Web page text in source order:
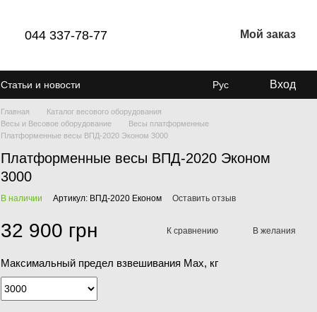
044 337-78-77 Мой заказ
Статьи и новости
Рус Вход
Главная
Каталог весового оборудования
Весы и Весовое оборудование
Весы платформенные
Платформенные весы ВПД-2020 Эконом 3000
Платформенные весы ВПД-2020 Эконом
3000
В наличии Артикул: ВПД-2020 Економ Оставить отзыв
32 900 грн К сравнению В желания
Максимальный предел взвешивания Мах, кг